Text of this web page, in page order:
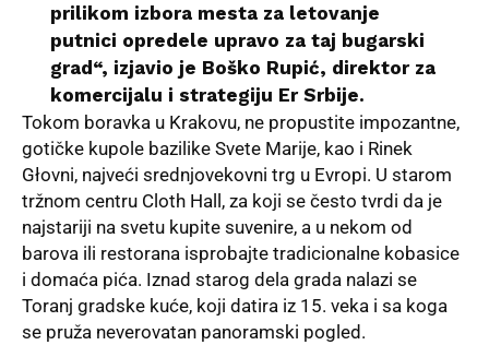
prilikom izbora mesta za letovanje
putnici opredele upravo za taj bugarski
grad“, izjavio je Boško Rupić, direktor za
komercijalu i strategiju Er Srbije.
Tokom boravka u Krakovu, ne propustite impozantne,
gotičke kupole bazilike Svete Marije, kao i Rinek
Głovni, najveći srednjovekovni trg u Evropi. U starom
tržnom centru Cloth Hall, za koji se često tvrdi da je
najstariji na svetu kupite suvenire, a u nekom od
barova ili restorana isprobajte tradicionalne kobasice
i domaća pića. Iznad starog dela grada nalazi se
Toranj gradske kuće, koji datira iz 15. veka i sa koga
se pruža neverovatan panoramski pogled.